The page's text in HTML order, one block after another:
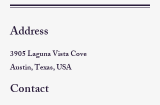
Address
3905 Laguna Vista Cove
Austin, Texas, USA
Contact